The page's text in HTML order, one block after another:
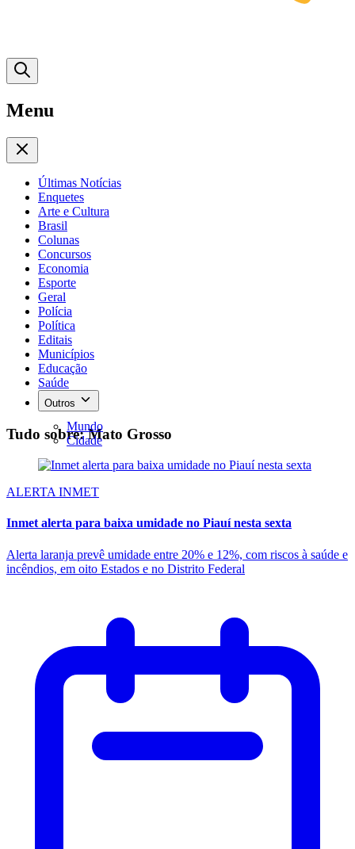
Menu
Últimas Notícias
Enquetes
Arte e Cultura
Brasil
Colunas
Concursos
Economia
Esporte
Geral
Polícia
Política
Editais
Municípios
Educação
Saúde
Outros
Mundo
Cidade
Tudo sobre: Mato Grosso
ALERTA INMET
Inmet alerta para baixa umidade no Piauí nesta sexta
Alerta laranja prevê umidade entre 20% e 12%, com riscos à saúde e
incêndios, em oito Estados e no Distrito Federal